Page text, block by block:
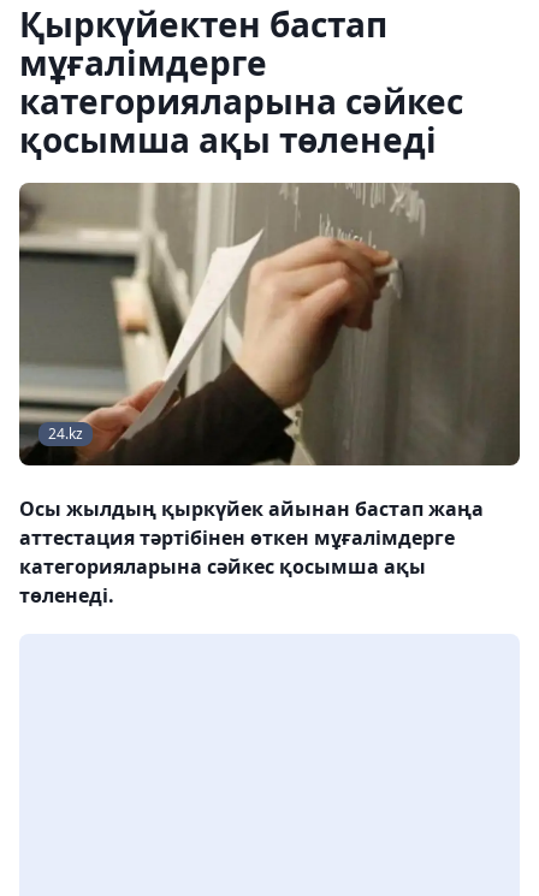
Қыркүйектен бастап
мұғалімдерге
категорияларына сәйкес
қосымша ақы төленеді
24.kz
Осы жылдың қыркүйек айынан бастап жаңа
аттестация тәртібінен өткен мұғалімдерге
категорияларына сәйкес қосымша ақы
төленеді.